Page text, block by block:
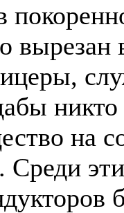
на
Среди